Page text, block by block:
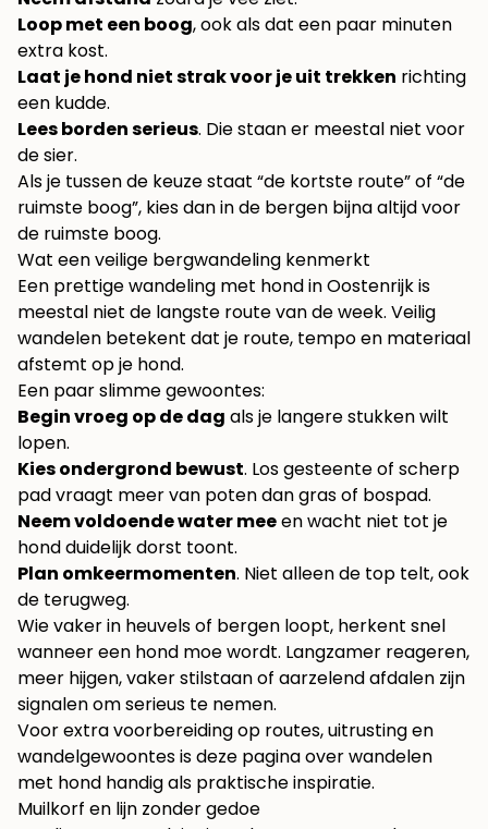
Loop met een boog, ook als dat een paar minuten
extra kost.
Laat je hond niet strak voor je uit trekken richting
een kudde.
Lees borden serieus. Die staan er meestal niet voor
de sier.
Als je tussen de keuze staat “de kortste route” of “de
ruimste boog”, kies dan in de bergen bijna altijd voor
de ruimste boog.
Wat een veilige bergwandeling kenmerkt
Een prettige wandeling met hond in Oostenrijk is
meestal niet de langste route van de week. Veilig
wandelen betekent dat je route, tempo en materiaal
afstemt op je hond.
Een paar slimme gewoontes:
Begin vroeg op de dag als je langere stukken wilt
lopen.
Kies ondergrond bewust. Los gesteente of scherp
pad vraagt meer van poten dan gras of bospad.
Neem voldoende water meeen wacht niet tot je
hond duidelijk dorst toont.
Plan omkeermomenten. Niet alleen de top telt, ook
de terugweg.
Wie vaker in heuvels of bergen loopt, herkent snel
wanneer een hond moe wordt. Langzamer reageren,
meer hijgen, vaker stilstaan of aarzelend afdalen zijn
signalen om serieus te nemen.
Voor extra voorbereiding op routes, uitrusting en
wandelgewoontes is deze pagina overwandelen
met hond handig als praktische inspiratie.
Muilkorf en lijn zonder gedoe